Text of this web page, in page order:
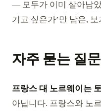
— 모두가 이미 살아남았
기고 싶은가’만 남은,
자주 묻는 질문
프랑스 대 노르웨이는
아닙니다. 프랑스와 노